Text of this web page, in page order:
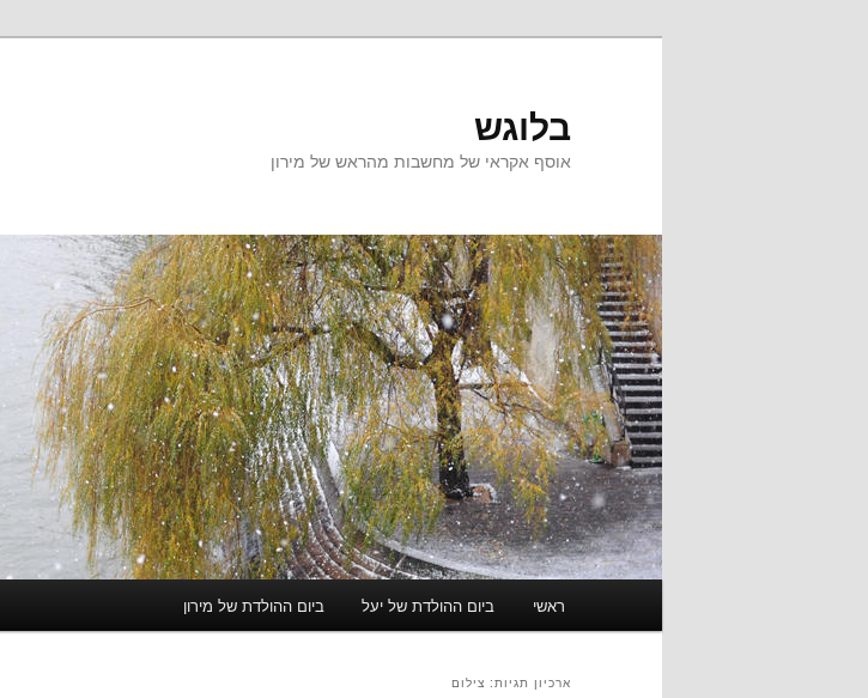
בלוגש
אוסף אקראי של מחשבות מהראש של מירון
ראשי ביום ההולדת של יעל ביום ההולדת של מירון
ארכיון תגיות: צילום